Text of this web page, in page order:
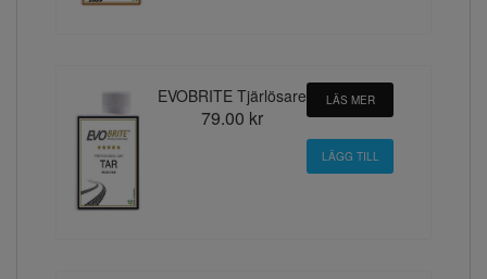
EVOBRITE Tjärlösare
79.00 kr
LÄS MER